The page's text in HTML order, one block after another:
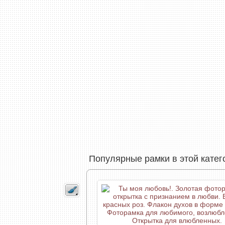
Популярные рамки в этой